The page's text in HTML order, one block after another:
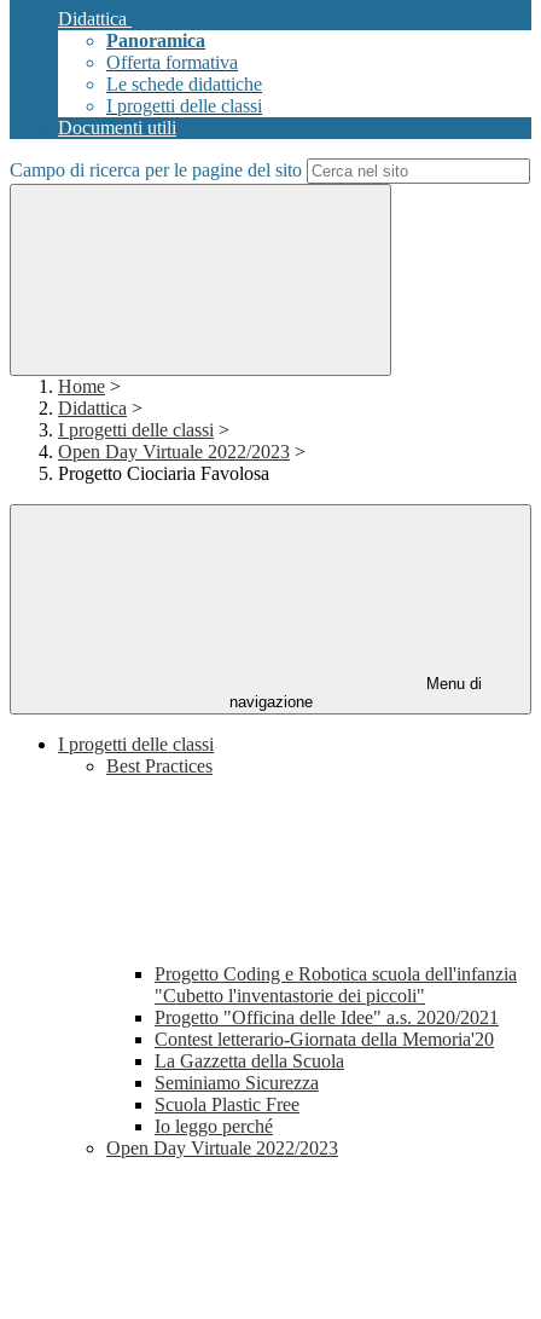
Didattica
Panoramica
Offerta formativa
Le schede didattiche
I progetti delle classi
Documenti utili
Campo di ricerca per le pagine del sito
Home >
Didattica >
I progetti delle classi >
Open Day Virtuale 2022/2023 >
Progetto Ciociaria Favolosa
Menu di
navigazione
I progetti delle classi
Best Practices
Progetto Coding e Robotica scuola dell'infanzia
"Cubetto l'inventastorie dei piccoli"
Progetto "Officina delle Idee" a.s. 2020/2021
Contest letterario-Giornata della Memoria'20
La Gazzetta della Scuola
Seminiamo Sicurezza
Scuola Plastic Free
Io leggo perché
Open Day Virtuale 2022/2023